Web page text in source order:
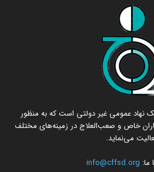
نهاد عمومی غیر دولتی است که به منظور
خاص و صعب‌العلاج در زمینه‌های مختلف
می‌نماید.
ما: info@cffsd.org